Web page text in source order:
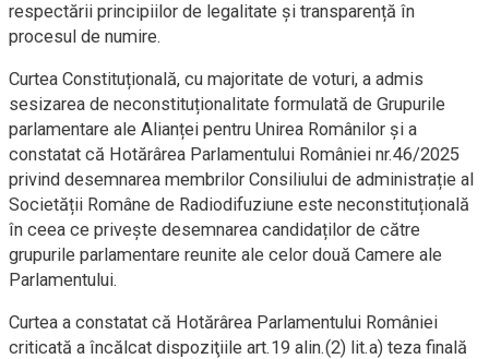
respectării principiilor de legalitate și transparență în
procesul de numire.
Curtea Constituțională, cu majoritate de voturi, a admis
sesizarea de neconstituționalitate formulată de Grupurile
parlamentare ale Alianței pentru Unirea Românilor și a
constatat că Hotărârea Parlamentului României nr.46/2025
privind desemnarea membrilor Consiliului de administrație al
Societății Române de Radiodifuziune este neconstituțională
în ceea ce privește desemnarea candidaților de către
grupurile parlamentare reunite ale celor două Camere ale
Parlamentului.
Curtea a constatat că Hotărârea Parlamentului României
criticată a încălcat dispoziţiile art.19 alin.(2) lit.a) teza finală